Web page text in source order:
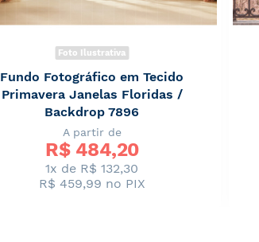
Foto Ilustrativa
Fundo Fotográfico em Tecido
Primavera Janelas Floridas /
Backdrop 7896
A partir de
R$ 484,20
1x de R$ 132,30
R$ 459,99 no PIX